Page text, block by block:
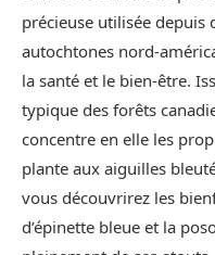
précieuse utilisée depuis
autochtones nord-
la santé et le bien-être.
typique des forêts
concentre en elle les
plante aux aiguilles
vous découvrirez les
d’épinette bleue et la